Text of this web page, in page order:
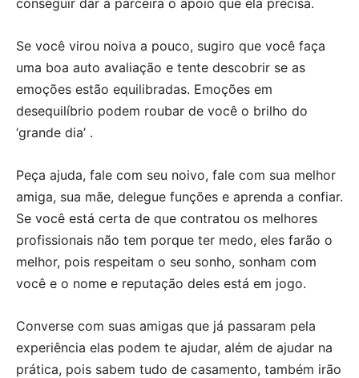
Se você virou noiva a pouco, sugiro que você faça
uma boa auto avaliação e tente descobrir se as
emoções estão equilibradas. Emoções em
desequilíbrio podem roubar de você o brilho do
‘grande dia’ .
Peça ajuda, fale com seu noivo, fale com sua melhor
amiga, sua mãe, delegue funções e aprenda a confiar.
Se você está certa de que contratou os melhores
profissionais não tem porque ter medo, eles farão o
melhor, pois respeitam o seu sonho, sonham com
você e o nome e reputação deles está em jogo.
Converse com suas amigas que já passaram pela
experiência elas podem te ajudar, além de ajudar na
prática, pois sabem tudo de casamento, também irão